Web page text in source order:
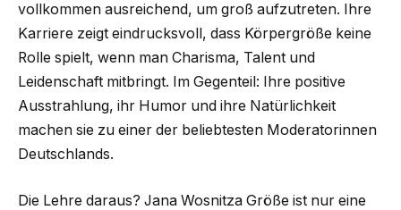
vollkommen ausreichend, um groß aufzutreten. Ihre
Karriere zeigt eindrucksvoll, dass Körpergröße keine
Rolle spielt, wenn man Charisma, Talent und
Leidenschaft mitbringt. Im Gegenteil: Ihre positive
Ausstrahlung, ihr Humor und ihre Natürlichkeit
machen sie zu einer der beliebtesten Moderatorinnen
Deutschlands.
Die Lehre daraus? Jana Wosnitza Größe ist nur eine